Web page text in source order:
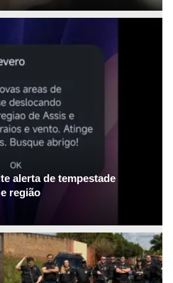
alerta de tempestade
região